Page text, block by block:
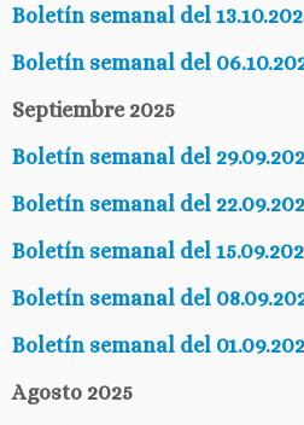
Boletín semanal del
Boletín semanal del
Septiembre 2025
Boletín semanal del
Boletín semanal del
Boletín semanal del
Boletín semanal del
Boletín semanal del
Agosto 2025